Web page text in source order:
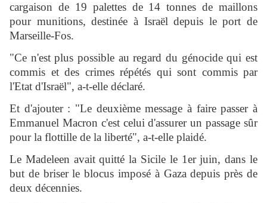
cargaison de 19 palettes de 14 tonnes de maillons
pour munitions, destinée à Israël depuis le port de
Marseille-Fos.
"Ce n'est plus possible au regard du génocide qui est
commis et des crimes répétés qui sont commis par
l'Etat d'Israël", a-t-elle déclaré.
Et d'ajouter : "Le deuxième message à faire passer à
Emmanuel Macron c'est celui d'assurer un passage sûr
pour la flottille de la liberté", a-t-elle plaidé.
Le Madeleen avait quitté la Sicile le 1er juin, dans le
but de briser le blocus imposé à Gaza depuis près de
deux décennies.